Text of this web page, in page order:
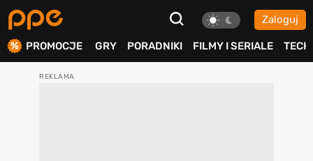
Zaloguj
PROMOCJE GRY PORADNIKI FILMY I SERIALE TECH